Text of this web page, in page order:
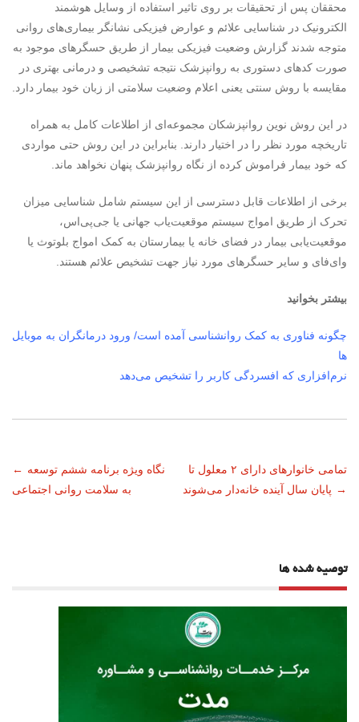
محققان پس از تحقیقات بر روی تاثیر استفاده از وسایل هوشمند
الکترونیک در شناسایی علائم و عوارض فیزیکی نشانگر بیماری‌های روانی
متوجه شدند گزارش وضعیت فیزیکی بیمار از طریق حسگرهای موجود به
صورت کدهای دستوری به روانپزشک نتیجه تشخیصی و درمانی بهتری در
مقایسه با روش سنتی یعنی اعلام وضعیت سلامتی از زبان خود بیمار دارد.
در این روش نوین روانپزشکان مجموعه‌ای از اطلاعات کامل به همراه
تاریخچه مورد نظر را در اختیار دارند. بنابراین در این روش حتی مواردی
که خود بیمار فراموش کرده از نگاه روانپزشک پنهان نخواهد ماند.
برخی از اطلاعات قابل دسترسی از این سیستم شامل شناسایی میزان
تحرک از طریق امواج سیستم موقعیت‌یاب جهانی یا جی‌پی‌اس،
موقعیت‌یابی بیمار در فضای خانه یا بیمارستان به کمک امواج بلوتوث یا
وای‌فای و سایر حسگرهای مورد نیاز جهت تشخیص علائم هستند.
بیشتر بخوانید
چگونه فناوری به کمک روانشناسی آمده است/ ورود درمانگران به موبایل
ها
نرم‌افزاری که افسردگی کاربر را تشخیص می‌دهد
ناوبری
نوشته
← نگاه ویژه برنامه ششم توسعه
به سلامت روانی‌ اجتماعی
تمامی خانوارهای دارای ۲ معلول تا
پایان سال آینده خانه‌دار می‌شوند →
توصیه شده ها